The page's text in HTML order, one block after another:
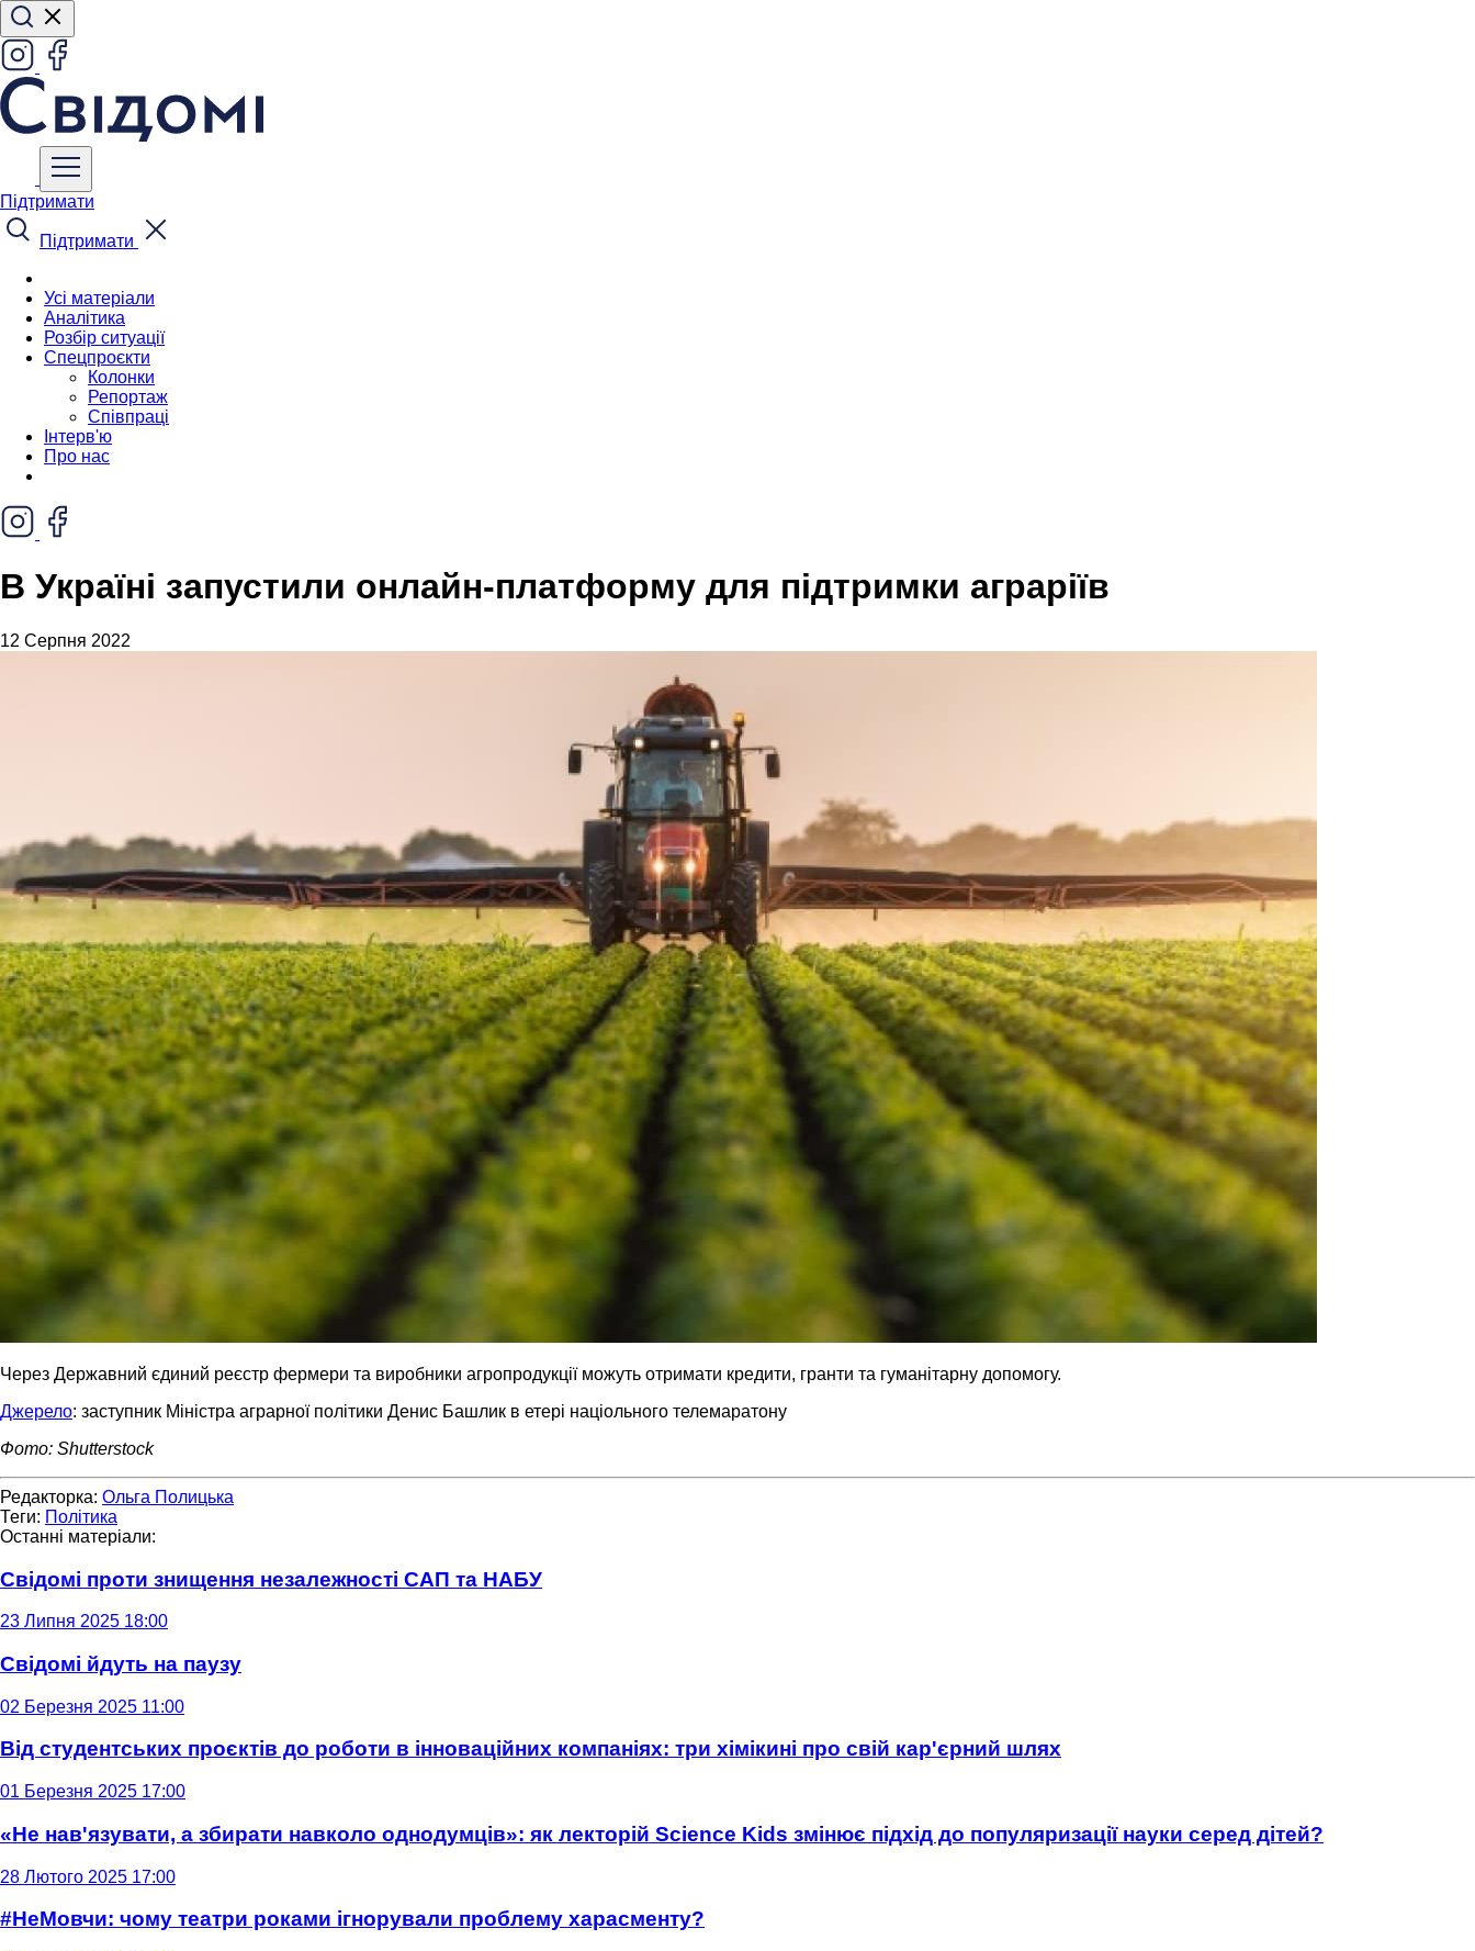
Підтримати
Підтримати
Усі матеріали
Аналітика
Розбір ситуації
Спецпроєкти
Колонки
Репортаж
Співпраці
Інтерв'ю
Про нас
В Україні запустили онлайн-платформу для підтримки аграріїв
12 Серпня 2022
Через Державний єдиний реєстр фермери та виробники агропродукції можуть отримати кредити, гранти та гуманітарну допомогу.
Джерело: заступник Міністра аграрної політики Денис Башлик в етері націольного телемаратону
Фото: Shutterstock
Редакторка: Ольга Полицька
Теги: Політика
Останні матеріали:
Свідомі проти знищення незалежності САП та НАБУ
23 Липня 2025 18:00
Свідомі йдуть на паузу
02 Березня 2025 11:00
Від студентських проєктів до роботи в інноваційних компаніях: три хімікині про свій кар'єрний шлях
01 Березня 2025 17:00
«Не нав'язувати, а збирати навколо однодумців»: як лекторій Science Kids змінює підхід до популяризації науки серед дітей?
28 Лютого 2025 17:00
#НеМовчи: чому театри роками ігнорували проблему харасменту?